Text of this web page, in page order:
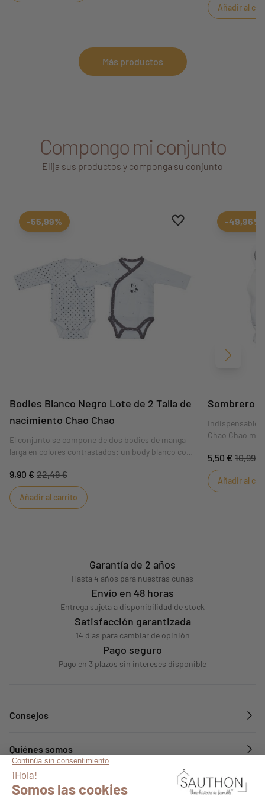
Añadir al
Más productos
Compongo mi conjunto
Elija sus productos y componga su conjunto
Aggiungi ai preferiti
borrar favoritos
-55,99%
Bodies Blanco Negro Lote de 2 Talla de
nacimiento Chao Chao
El conjunto se compone de dos bodies de manga
larga en colores contrastados: un body blanco con
gráfico integral en blanco y negro.
9,90 € 22,49 €
Añadir al carrito
-49,96%
Sombrero
Indispensable
Chao Chao
5,50 € 10,99 €
Añadir al
Garantía de 2 años
Hasta 4 años para nuestras cunas
Envío en 48 horas
Entrega sujeta a disponibilidad de stock
Satisfacción garantizada
14 días para cambiar de opinión
Pago seguro
Pago en 3 plazos sin intereses disponible
Consejos
Quiénes somos
Servicios